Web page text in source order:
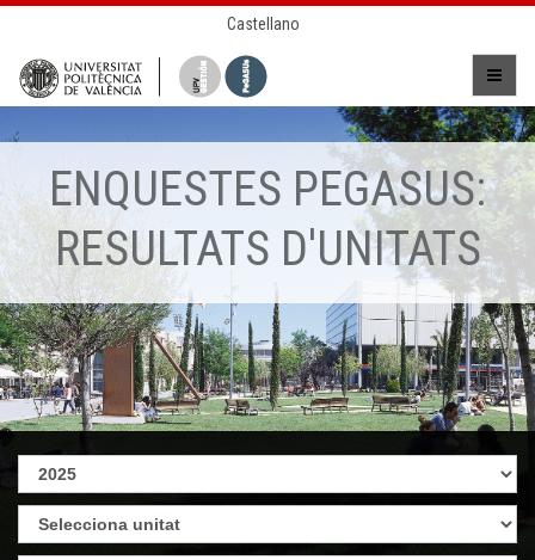
Castellano
ENQUESTES PEGASUS:
RESULTATS D'UNITATS